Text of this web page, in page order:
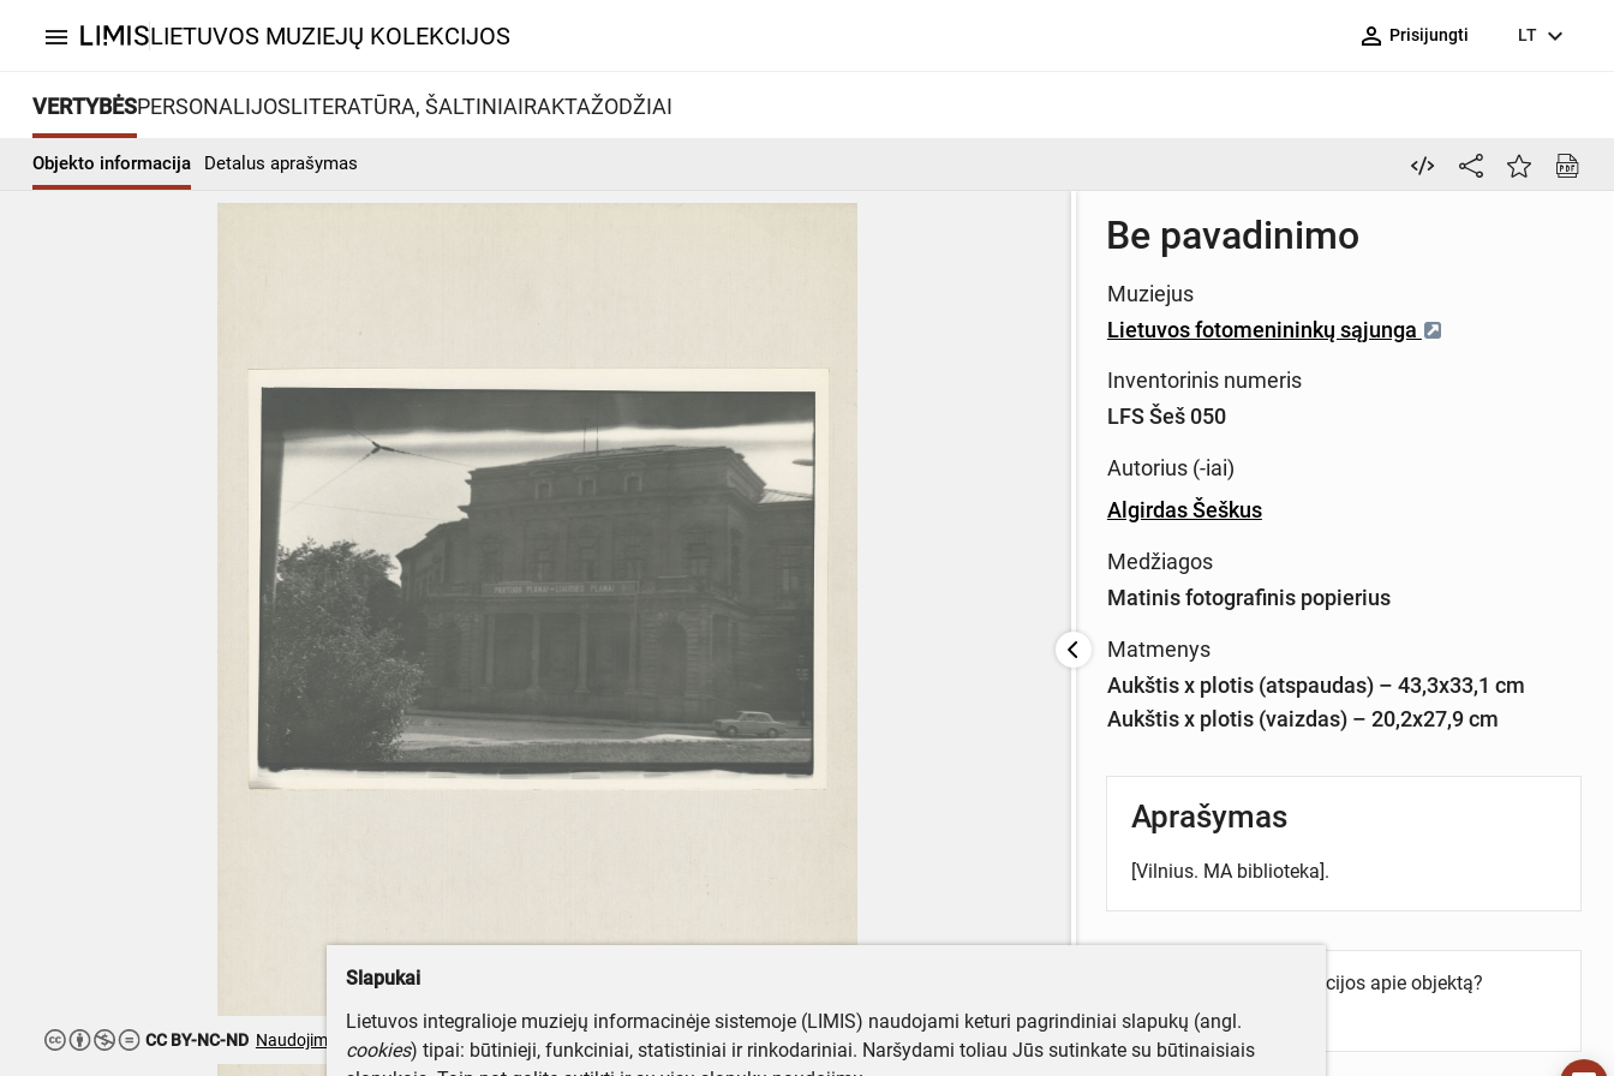
menu LIETUVOS MUZIEJŲ KOLEKCIJOS person_outline Prisijungti LT expand_more
VERTYBĖSPERSONALIJOSLITERATŪRA, ŠALTINIAIRAKTAŽODŽIAI
Objekto informacija Detalus aprašymas
CC BY-NC-ND Naudojimo teisės ribojamos
Be pavadinimo
Muziejus
Lietuvos fotomenininkų sąjunga
Inventorinis numeris
LFS Šeš 050
Autorius (-iai)
Algirdas Šeškus
Medžiagos
Matinis fotografinis popierius
Matmenys
Aukštis x plotis (atspaudas) – 43,3x33,1 cm
Aukštis x plotis (vaizdas) – 20,2x27,9 cm
Aprašymas
[Vilnius. MA biblioteka].
Turite daugiau informacijos apie objektą?
Parašykite mums!
Slapukai
Lietuvos integralioje muziejų informacinėje sistemoje (LIMIS) naudojami keturi pagrindiniai slapukų (angl.
cookies) tipai: būtinieji, funkciniai, statistiniai ir rinkodariniai. Naršydami toliau Jūs sutinkate su būtinaisiais